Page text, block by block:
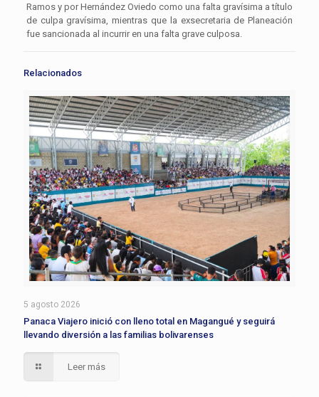
Ramos y por Hernández Oviedo como una falta gravísima a título
de culpa gravísima, mientras que la exsecretaria de Planeación
fue sancionada al incurrir en una falta grave culposa.
Relacionados
5 agosto 2026
Panaca Viajero inició con lleno total en Magangué y seguirá
llevando diversión a las familias bolivarenses
Leer más